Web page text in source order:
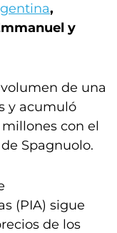
,
y
de una
y acumuló
con el
Spagnuolo.
(PIA) sigue
de los